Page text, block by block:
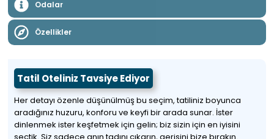
Odalar
Özellikler
Tatil Oteliniz Tavsiye Ediyor
Her detayı özenle düşünülmüş bu seçim, tatiliniz boyunca
aradığınız huzuru, konforu ve keyfi bir arada sunar. İster
dinlenmek ister keşfetmek için gelin; biz sizin için en iyisini